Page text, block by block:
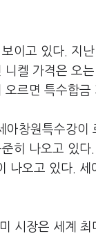
이고 있다. 지
켈 가격은 오
르면 특수합금
창원특수강
히 나오고 있
나오고 있다.
시장은 세계